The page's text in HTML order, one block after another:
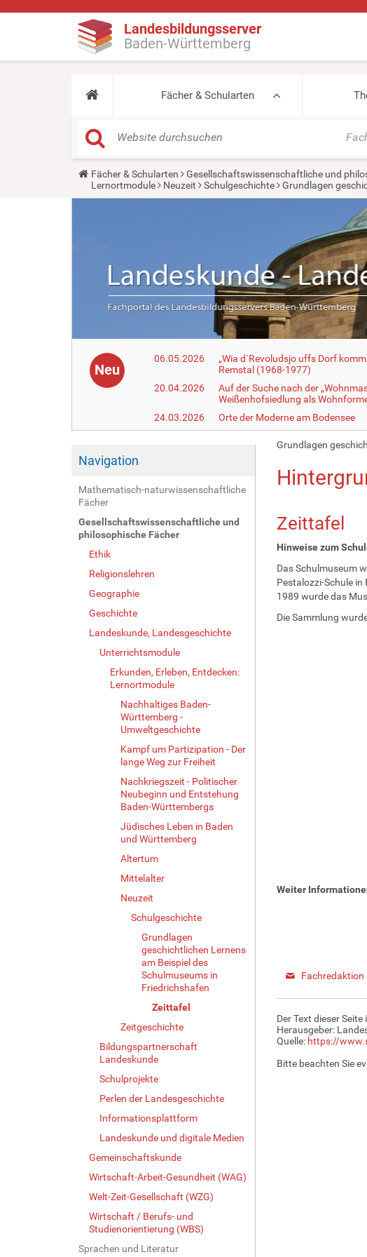
Landesbildungsserver
Baden-Württemberg
Fächer & Schularten
Y
u
Fächer & Schularten Gesellschaftswissenschaftliche und
Lernortmodule
Neuzeit Schulgeschichte Grundlagen
Neu
06.05.2026
„Wia d´Revoludsjo uffs Dorf
Remstal (1968-1977)
20.04.2026
Auf der Suche nach der
Weißenhofsiedlung als
24.03.2026
Orte der Moderne am Bodensee
Navigation
Mathematisch-naturwissenschaftliche
Fächer
Gesellschaftswissenschaftliche und
philosophische Fächer
Ethik
Religionslehren
Geographie
Geschichte
Landeskunde, Landesgeschichte
Unterrichtsmodule
Erkunden, Erleben, Entdecken:
Lernortmodule
Nachhaltiges Baden-
Württemberg -
Umweltgeschichte
Kampf um Partizipation - Der
lange Weg zur Freiheit
Nachkriegszeit - Politischer
Neubeginn und Entstehung
Baden-Württembergs
Jüdisches Leben in Baden
und Württemberg
Altertum
Mittelalter
Neuzeit
Schulgeschichte
Grundlagen
geschichtlichen Lernens
am Beispiel des
Schulmuseums in
Friedrichshafen
Zeittafel
Zeitgeschichte
Bildungspartnerschaft
Landeskunde
Schulprojekte
Perlen der Landesgeschichte
Informationsplattform
Landeskunde und digitale Medien
Gemeinschaftskunde
Wirtschaft-Arbeit-Gesundheit (WAG)
Welt-Zeit-Gesellschaft (WZG)
Wirtschaft / Berufs- und
Studienorientierung (WBS)
Sprachen und Literatur
Grundlagen
Zeittafel
Hinweise zum
Das Schulmuseum
Pestalozzi-Schule
1989 wurde das
Die Sammlung
Weiter
Fachredaktion
Der Text dieser
Herausgeber:
Quelle: https://
Bitte beachten Sie